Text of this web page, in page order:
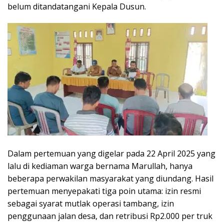
belum ditandatangani Kepala Dusun.
Dalam pertemuan yang digelar pada 22 April 2025 yang
lalu di kediaman warga bernama Marullah, hanya
beberapa perwakilan masyarakat yang diundang. Hasil
pertemuan menyepakati tiga poin utama: izin resmi
sebagai syarat mutlak operasi tambang, izin
penggunaan jalan desa, dan retribusi Rp2.000 per truk